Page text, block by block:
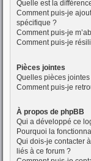
Quelle est la
Comment puis-je
spécifique ?
Comment puis-je
Comment puis-je
Pièces jointes
Quelles pièces
Comment puis-je
À propos de phpBB
Qui a développé ce
Pourquoi la
Qui dois-je contacter
liés à ce forum ?